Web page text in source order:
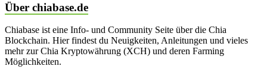
Über chiabase.de
Chiabase ist eine Info- und Community Seite über die Chia
Blockchain. Hier findest du Neuigkeiten, Anleitungen und vieles
mehr zur Chia Kryptowährung (XCH) und deren Farming
Möglichkeiten.